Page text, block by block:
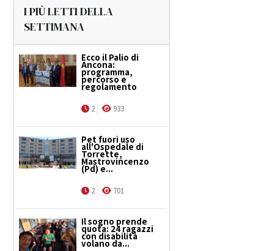
I PIÙ LETTI DELLA
SETTIMANA
Ecco il Palio di
Ancona:
programma,
percorso e
regolamento
2 933
Pet fuori uso
all'Ospedale di
Torrette,
Mastrovincenzo
(Pd) e...
2 701
Il sogno prende
quota: 24 ragazzi
con disabilità
volano da...